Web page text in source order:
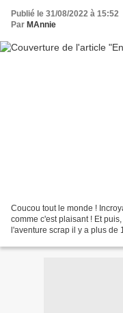
Publié le 31/08/2022 à 15:52
Par MAnnie
Coucou tout le monde !
comme c'est plaisant ! Et
l'aventure scrap il y a plus de